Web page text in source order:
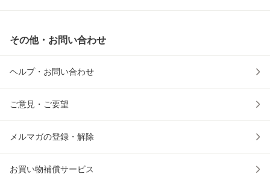
その他・お問い合わせ
ヘルプ・お問い合わせ
ご意見・ご要望
メルマガの登録・解除
お買い物補償サービス